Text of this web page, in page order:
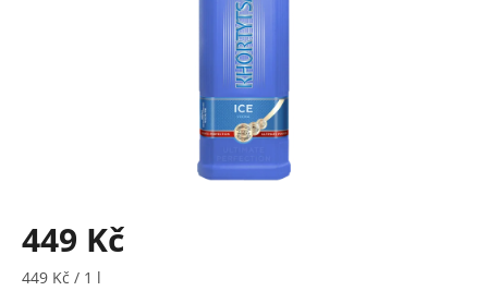
449 Kč
Měrná
449 Kč / 1 l